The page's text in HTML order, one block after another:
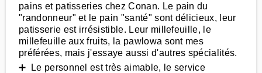
pains et patisseries chez Conan. Le pain du
"randonneur" et le pain "santé" sont délicieux, leur
patisserie est irrésistible. Leur millefeuille, le
millefeuille aux fruits, la pawlowa sont mes
préférées, mais j'essaye aussi d'autres spécialités.
➕ Le personnel est très aimable, le service